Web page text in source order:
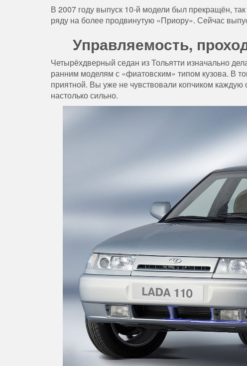
В 2007 году выпуск 10-й модели был прекращён,
ряду на более продвинутую «Приору». Сейчас
Управляемость,
Четырёхдверный седан из Тольятти изначально
ранним моделям с «фиатовским» типом кузова. В
приятной. Вы уже не чувствовали копчиком
настолько сильно.